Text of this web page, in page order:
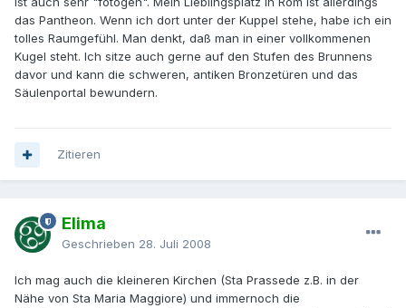
das Pantheon. Wenn ich dort unter der Kuppel stehe, habe ich ein
tolles Raumgefühl. Man denkt, daß man in einer vollkommenen
Kugel steht. Ich sitze auch gerne auf den Stufen des Brunnens
davor und kann die schweren, antiken Bronzetüren und das
Säulenportal bewundern.
Zitieren
Elima
Geschrieben 28. Juli 2008
Ich mag auch die kleineren Kirchen (Sta Prassede z.B. in der
Nähe von Sta Maria Maggiore) und immernoch die